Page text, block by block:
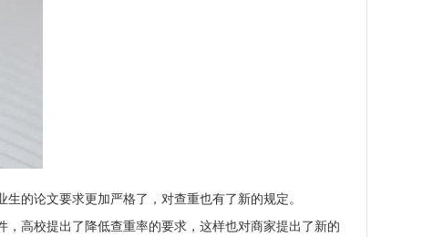
的论文要求更加严格了，对查重也有了新的规定。
高校提出了降低查重率的要求，这样也对商家提出了新的